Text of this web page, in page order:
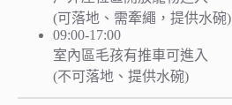
(可落地、需牽繩，提供水碗)
09:00-17:00
室內區毛孩有推車可進入
(不可落地、提供水碗)